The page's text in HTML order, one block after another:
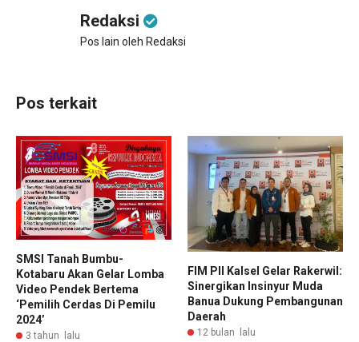
Redaksi
Pos lain oleh Redaksi
Pos terkait
SMSI Tanah Bumbu-
Kotabaru Akan Gelar Lomba
Video Pendek Bertema
‘Pemilih Cerdas Di Pemilu
2024’
3 tahun lalu
FIM PII Kalsel Gelar Rakerwil:
Sinergikan Insinyur Muda
Banua Dukung Pembangunan
Daerah
12 bulan lalu